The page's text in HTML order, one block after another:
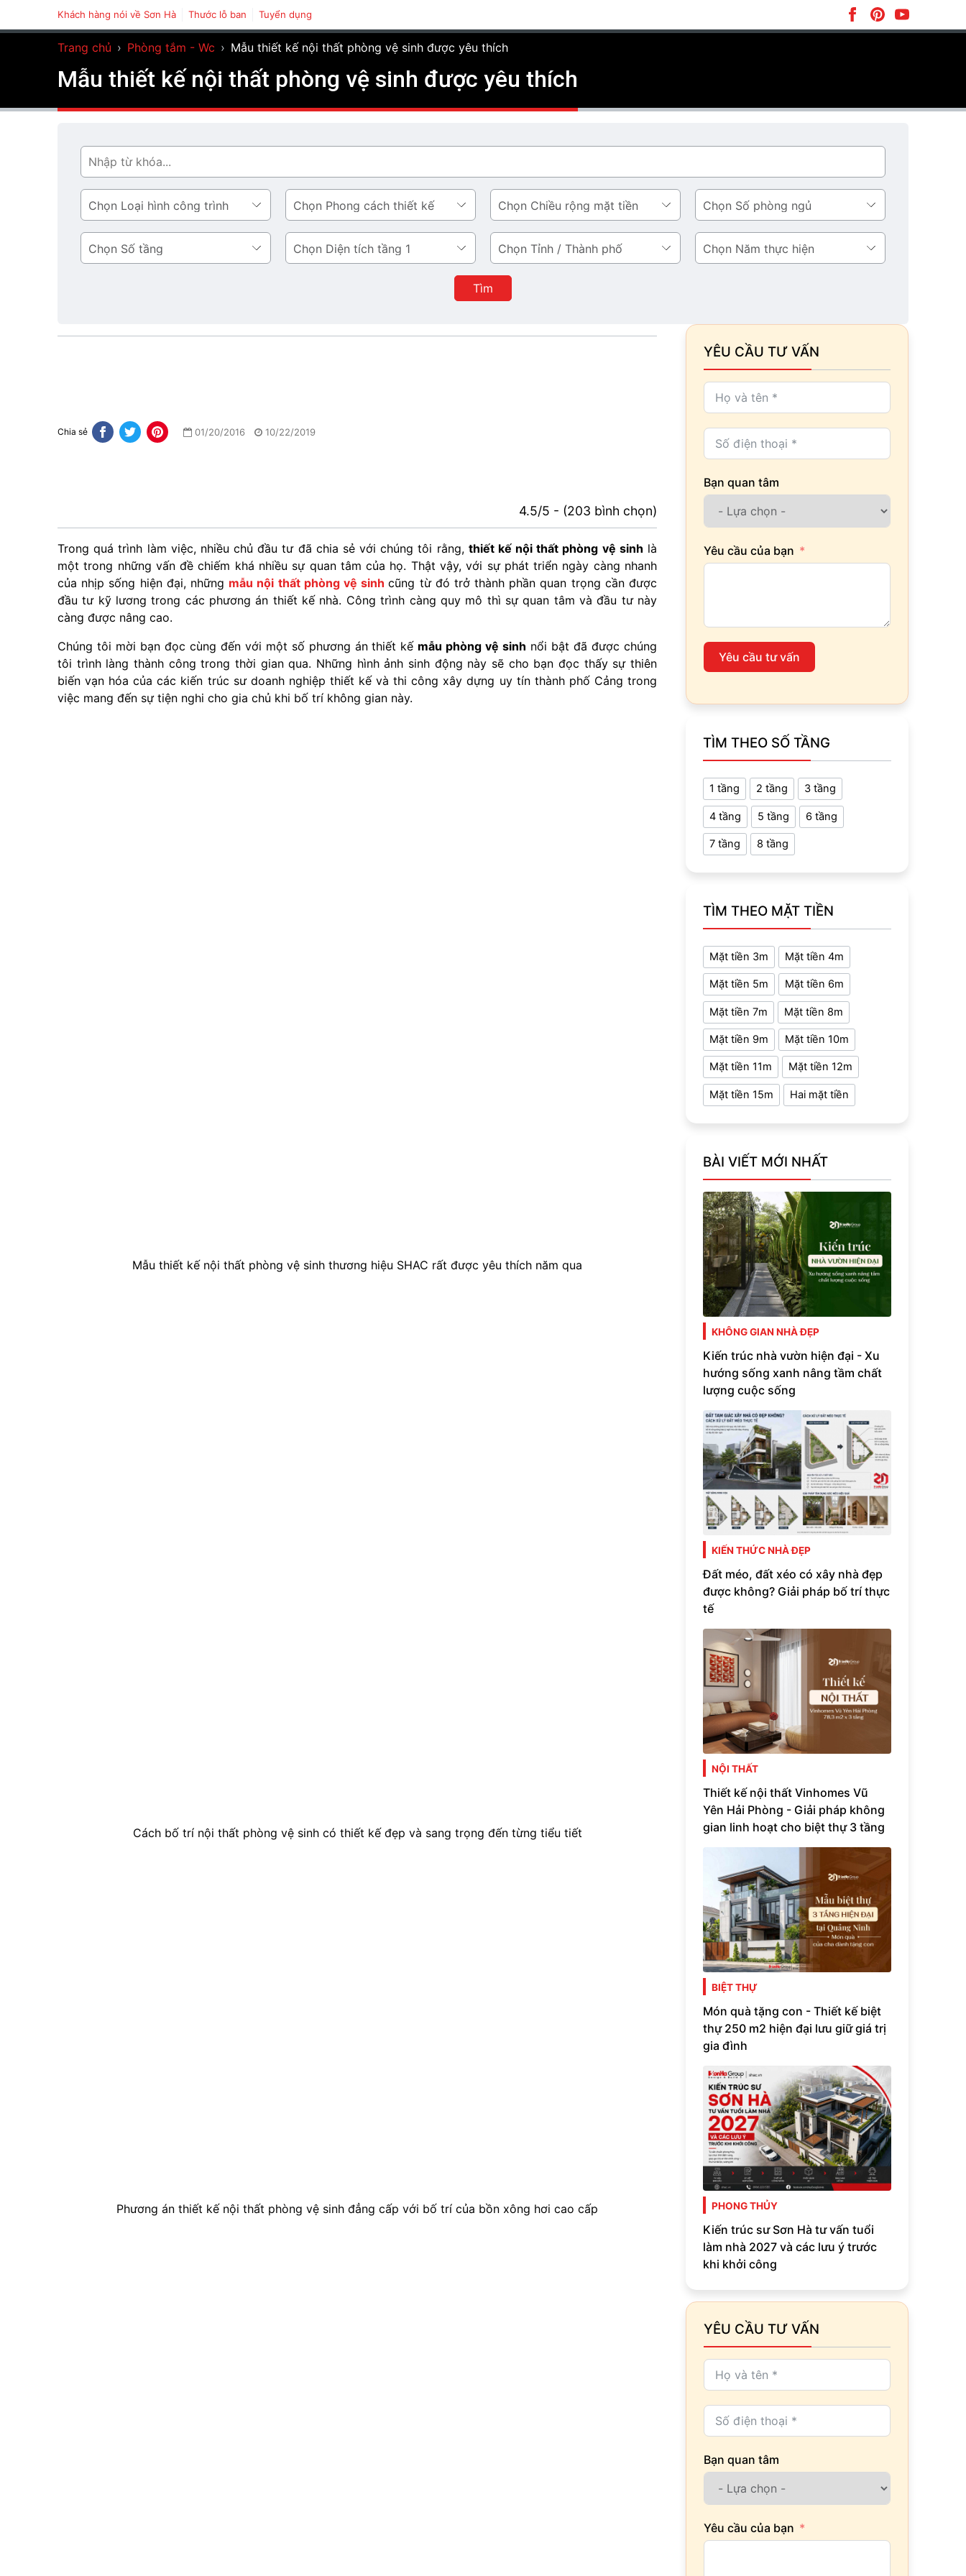
Khách hàng nói về Sơn Hà Thước lỗ ban Tuyển dụng
Trang chủ › Phòng tắm - Wc › Mẫu thiết kế nội thất phòng vệ sinh được yêu thích
Mẫu thiết kế nội thất phòng vệ sinh được yêu thích
Tìm
Loại
hình
công
trình
Phong
cách
thiết
kế
Chiều
rộng
mặt
tiền
Số
phòng
ngủ
Số
tầng
Diện
tích
Tỉnh
/
Thành
phố
Năm
thực
Tìm
Chia sẻ 01/20/2016 10/22/2019
4.5/5 - (203 bình chọn)
Trong quá trình làm việc, nhiều chủ đầu tư đã chia sẻ với chúng tôi rằng, thiết kế nội thất phòng vệ sinh là
một trong những vấn đề chiếm khá nhiều sự quan tâm của họ. Thật vậy, với sự phát triển ngày càng nhanh
của nhịp sống hiện đại, những mẫu nội thất phòng vệ sinhcũng từ đó trở thành phần quan trọng cần được
đầu tư kỹ lương trong các phương án thiết kế nhà. Công trình càng quy mô thì sự quan tâm và đầu tư này
càng được nâng cao.
Chúng tôi mời bạn đọc cùng đến với một số phương án thiết kế mẫu phòng vệ sinh nổi bật đã được chúng
tôi trình làng thành công trong thời gian qua. Những hình ảnh sinh động này sẽ cho bạn đọc thấy sự thiên
biến vạn hóa của các kiến trúc sư doanh nghiệp thiết kế và thi công xây dựng uy tín thành phố Cảng trong
việc mang đến sự tiện nghi cho gia chủ khi bố trí không gian này.
Mẫu thiết kế nội thất phòng vệ sinh thương hiệu SHAC rất được yêu thích năm qua
Cách bố trí nội thất phòng vệ sinh có thiết kế đẹp và sang trọng đến từng tiểu tiết
Phương án thiết kế nội thất phòng vệ sinh đẳng cấp với bố trí của bồn xông hơi cao cấp
YÊU CẦU TƯ VẤN
Bạn quan tâm
Yêu cầu của bạn
Yêu cầu tư vấn
TÌM THEO SỐ TẦNG
1 tầng 2 tầng 3 tầng
4 tầng 5 tầng 6 tầng
7 tầng 8 tầng
TÌM THEO MẶT TIỀN
Mặt tiền 3m Mặt tiền 4m
Mặt tiền 5m Mặt tiền 6m
Mặt tiền 7m Mặt tiền 8m
Mặt tiền 9m Mặt tiền 10m
Mặt tiền 11m Mặt tiền 12m
Mặt tiền 15m Hai mặt tiền
BÀI VIẾT MỚI NHẤT
KHÔNG GIAN NHÀ ĐẸP
Kiến trúc nhà vườn hiện đại - Xu
hướng sống xanh nâng tầm chất
lượng cuộc sống
KIẾN THỨC NHÀ ĐẸP
Đất méo, đất xéo có xây nhà đẹp
được không? Giải pháp bố trí thực
tế
NỘI THẤT
Thiết kế nội thất Vinhomes Vũ
Yên Hải Phòng - Giải pháp không
gian linh hoạt cho biệt thự 3 tầng
BIỆT THỰ
Món quà tặng con - Thiết kế biệt
thự 250 m2 hiện đại lưu giữ giá trị
gia đình
PHONG THỦY
Kiến trúc sư Sơn Hà tư vấn tuổi
làm nhà 2027 và các lưu ý trước
khi khởi công
YÊU CẦU TƯ VẤN
Bạn quan tâm
Yêu cầu của bạn